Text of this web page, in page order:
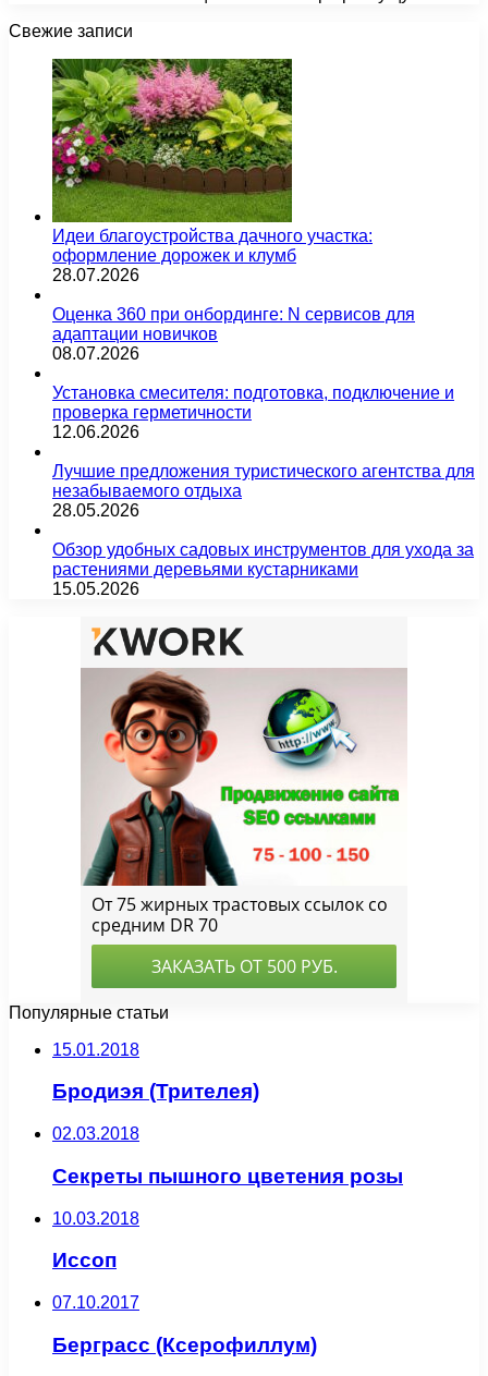
Свежие записи
Идеи благоустройства дачного участка:
оформление дорожек и клумб
28.07.2026
Оценка 360 при онбординге: N сервисов для
адаптации новичков
08.07.2026
Установка смесителя: подготовка, подключение и
проверка герметичности
12.06.2026
Лучшие предложения туристического агентства для
незабываемого отдыха
28.05.2026
Обзор удобных садовых инструментов для ухода за
растениями деревьями кустарниками
15.05.2026
Популярные статьи
15.01.2018
Бродиэя (Трителея)
02.03.2018
Секреты пышного цветения розы
10.03.2018
Иссоп
07.10.2017
Берграсс (Ксерофиллум)